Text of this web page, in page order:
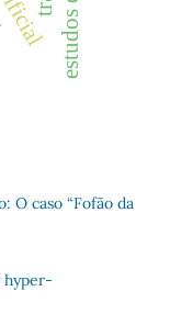
O caso “Fofão da
hyper-